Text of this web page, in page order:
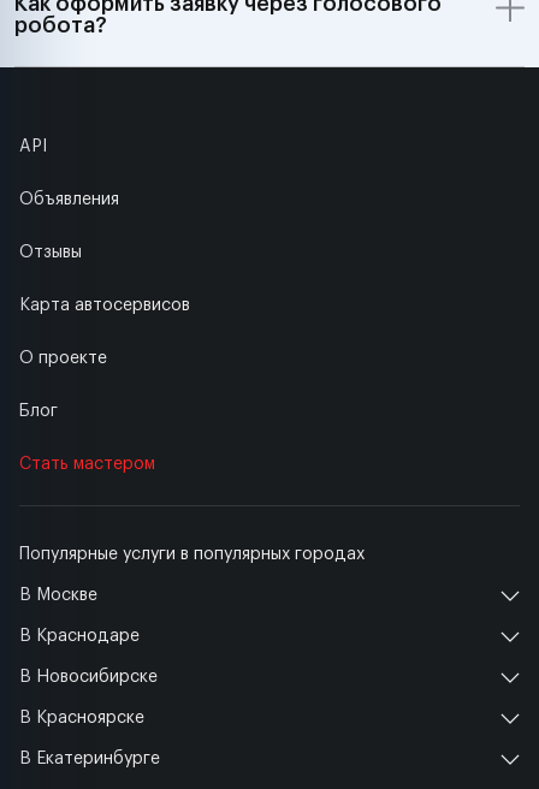
робота?
Популярные услуги в популярных городах
В Москве
В Краснодаре
В Новосибирске
В Красноярске
В Екатеринбурге
API
Объявления
Отзывы
Карта автосервисов
О проекте
Блог
Стать мастером